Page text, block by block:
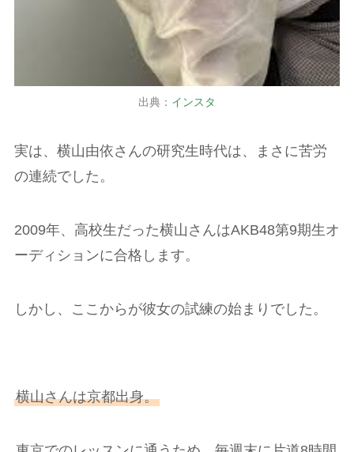
出典： インスタ
実は、横山由依さんの研究生時代は、まさに苦労
の連続でした。
2009年、高校生だった横山さんはAKB48第9期生オ
ーディションに合格します。
しかし、ここからが彼女の試練の始まりでした。
横山さんは京都出身。